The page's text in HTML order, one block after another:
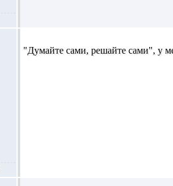
"Думайте сами, решайте сами", у